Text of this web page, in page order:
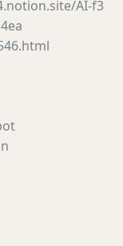
AI-f3